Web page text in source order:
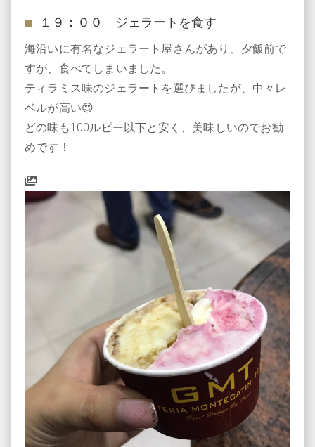
１９：００ ジェラートを食す
海沿いに有名なジェラート屋さんがあり、夕飯前で
すが、食べてしまいました。
ティラミス味のジェラートを選びましたが、中々レ
ベルが高い😍
どの味も100ルピー以下と安く、美味しいのでお勧
めです！